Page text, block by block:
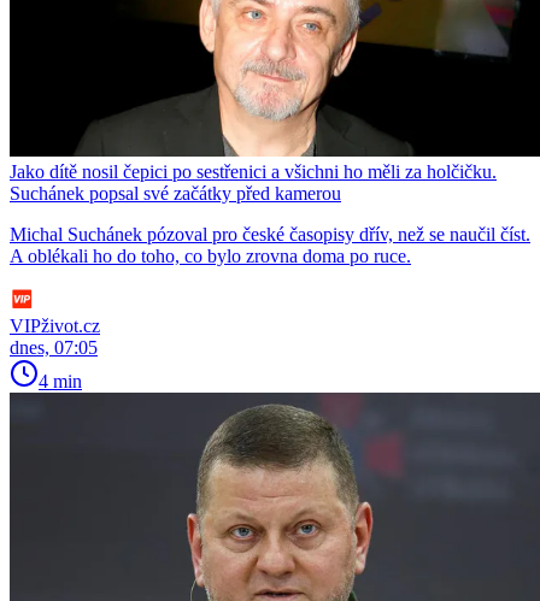
Jako dítě nosil čepici po sestřenici a všichni ho měli za holčičku.
Suchánek popsal své začátky před kamerou
Michal Suchánek pózoval pro české časopisy dřív, než se naučil číst.
A oblékali ho do toho, co bylo zrovna doma po ruce.
VIPživot.cz
dnes, 07:05
4 min